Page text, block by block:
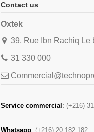
Contact us
Oxtek
39, Rue Ibn Rachiq Le
31 330 000
Service commercial : (+216)
Whatsapp: (+216) 20 182 182